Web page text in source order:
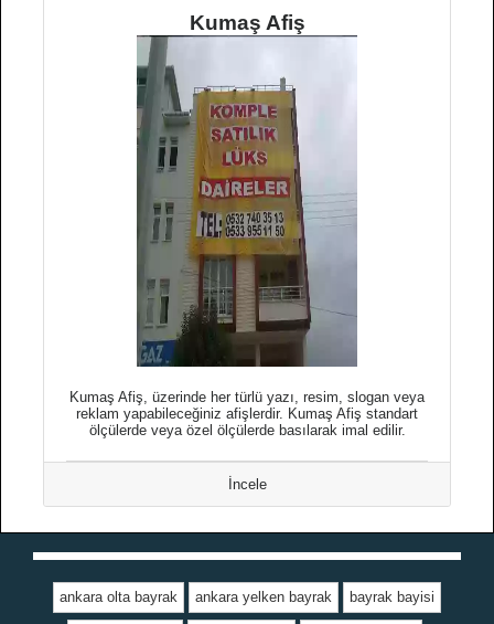
Kumaş Afiş
Kumaş Afiş, üzerinde her türlü yazı, resim, slogan veya
reklam yapabileceğiniz afişlerdir. Kumaş Afiş standart
ölçülerde veya özel ölçülerde basılarak imal edilir.
İncele
ankara olta bayrak ankara yelken bayrak bayrak bayisi